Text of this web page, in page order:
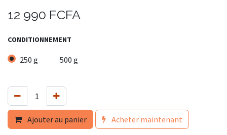
12 990 FCFA
CONDITIONNEMENT
250 g 500 g
Ajouter au panier Acheter maintenant